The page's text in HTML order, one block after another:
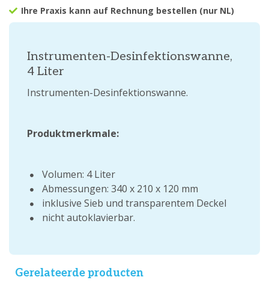
Ihre Praxis kann auf Rechnung bestellen (nur NL)
Instrumenten-Desinfektionswanne,
4 Liter
Instrumenten-Desinfektionswanne.
Produktmerkmale:
Volumen: 4 Liter
Abmessungen: 340 x 210 x 120 mm
inklusive Sieb und transparentem Deckel
nicht autoklavierbar.
Gerelateerde producten